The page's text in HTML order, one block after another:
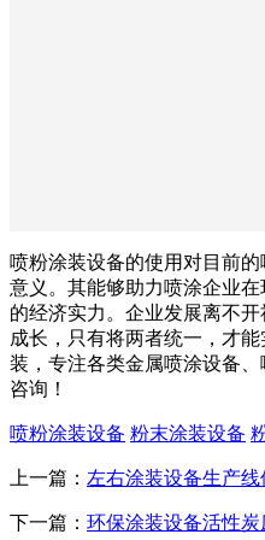
喷粉涂装设备的使用对目前
意义。其能够助力喷涂企业
的经济实力。企业发展离不
成长，只有将两者统一，才
装，专注各类金属喷涂设备
咨询！
喷粉涂装设备 粉末涂装设备
上一篇： 左右涂装设备生产
下一篇： 环保涂装设备活性